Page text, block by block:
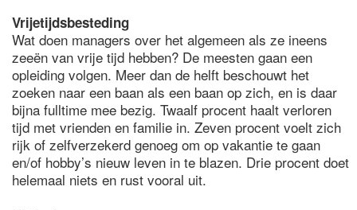
Vrijetijdsbesteding
Wat doen managers over het algemeen als ze ineens
zeeën van vrije tijd hebben? De meesten gaan een
opleiding volgen. Meer dan de helft beschouwt het
zoeken naar een baan als een baan op zich, en is daar
bijna fulltime mee bezig. Twaalf procent haalt verloren
tijd met vrienden en familie in. Zeven procent voelt zich
rijk of zelfverzekerd genoeg om op vakantie te gaan
en/of hobby’s nieuw leven in te blazen. Drie procent doet
helemaal niets en rust vooral uit.